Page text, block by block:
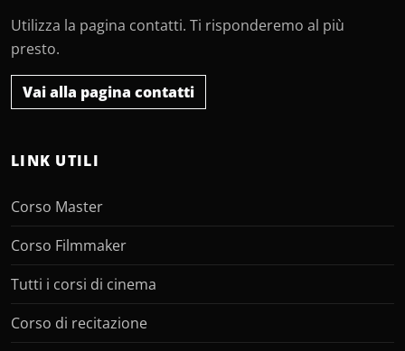
Utilizza la pagina contatti. Ti risponderemo al più
presto.
Vai alla pagina contatti
LINK UTILI
Corso Master
Corso Filmmaker
Tutti i corsi di cinema
Corso di recitazione